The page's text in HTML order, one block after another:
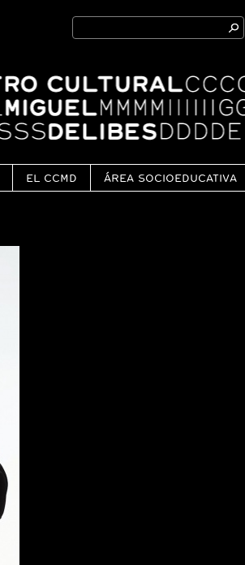
Search
for:
EL CCMD ÁREA SOCIOEDUCATIVA